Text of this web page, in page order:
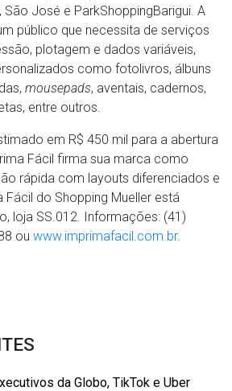
São José e ParkShoppingBarigui. A
público que necessita de serviços
plotagem e dados variáveis,
como fotolivros, álbuns
mousepads, aventais, cadernos,
entre outros.
em R$ 450 mil para a abertura
Fácil firma sua marca como
rápida com layouts diferenciados e
Fácil do Shopping Mueller está
loja SS.012. Informações: (41)
ou www.imprimafacil.com.br.
da Globo, TikTok e Uber